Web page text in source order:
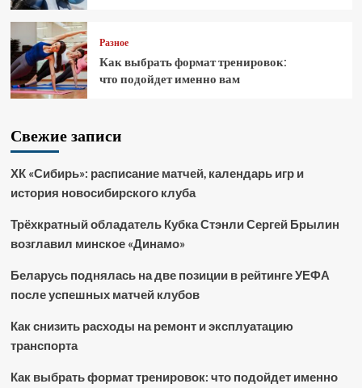
Разное
Как выбрать формат тренировок:
что подойдет именно вам
Свежие записи
ХК «Сибирь»: расписание матчей, календарь игр и
история новосибирского клуба
Трёхкратный обладатель Кубка Стэнли Сергей Брылин
возглавил минское «Динамо»
Беларусь поднялась на две позиции в рейтинге УЕФА
после успешных матчей клубов
Как снизить расходы на ремонт и эксплуатацию
транспорта
Как выбрать формат тренировок: что подойдет именно